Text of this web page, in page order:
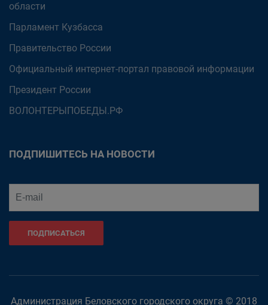
области
Парламент Кузбасса
Правительство России
Официальный интернет-портал правовой информации
Президент России
ВОЛОНТЕРЫПОБЕДЫ.РФ
ПОДПИШИТЕСЬ НА НОВОСТИ
ПОДПИСАТЬСЯ
Администрация Беловского городского округа © 2018